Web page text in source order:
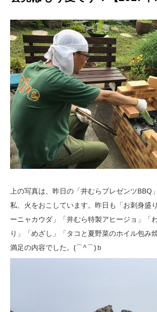
上の写真は、昨日の「井むらプレゼンツBBQ
私、火をおこしています。昨日も「お刺身盛
ーニャカウダ」「井むら特製アヒージョ」「
り」「めざし」「タコと夏野菜のホイル包み
満足の内容でした。(⌒^⌒)ｂ